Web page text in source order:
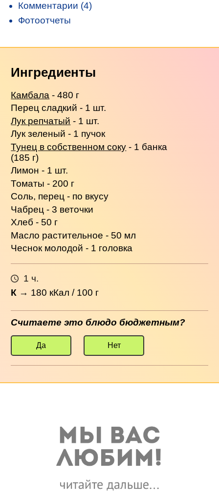
Комментарии (4)
Фотоотчеты
Ингредиенты
Камбала - 480 г
Перец сладкий - 1 шт.
Лук репчатый - 1 шт.
Лук зеленый - 1 пучок
Тунец в собственном соку - 1 банка
(185 г)
Лимон - 1 шт.
Томаты - 200 г
Соль, перец - по вкусу
Чабрец - 3 веточки
Хлеб - 50 г
Масло растительное - 50 мл
Чеснок молодой - 1 головка
1 ч.
К → 180 кКал / 100 г
Считаете это блюдо бюджетным?
Да Нет